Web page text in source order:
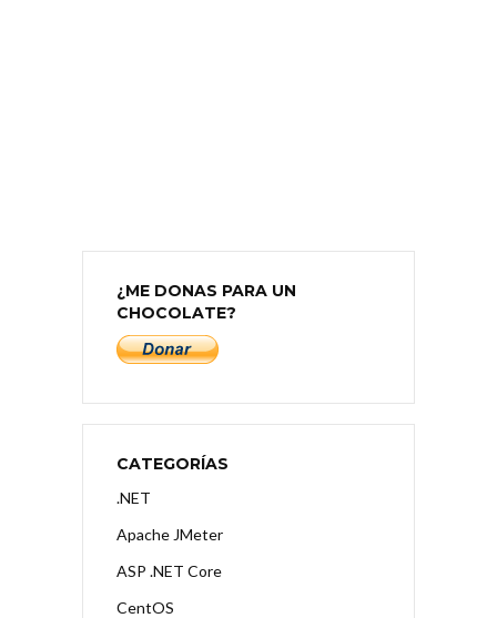
¿ME DONAS PARA UN
CHOCOLATE?
CATEGORÍAS
.NET
Apache JMeter
ASP .NET Core
CentOS